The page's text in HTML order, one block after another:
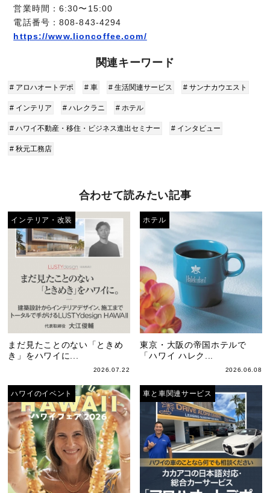
営業時間：6:30〜15:00
電話番号： 808-843-4294
https://www.lioncoffee.com/
関連キーワード
# アロハオートデポ # 車 # 生活関連サービス # サンナカウエスト
# インテリア # ハレクラニ # ホテル
# ハワイ不動産・移住・ビジネス進出セミナー # インタビュー
# 秋元工務店
合わせて読みたい記事
インテリア・改装
まだ見たことのない「ときめ
き」をハワイに...
2026.07.22
ホテル
東京・大阪の帝国ホテルで
「ハワイ ハレク...
2026.06.08
ハワイのイベント 車と車関連サービス